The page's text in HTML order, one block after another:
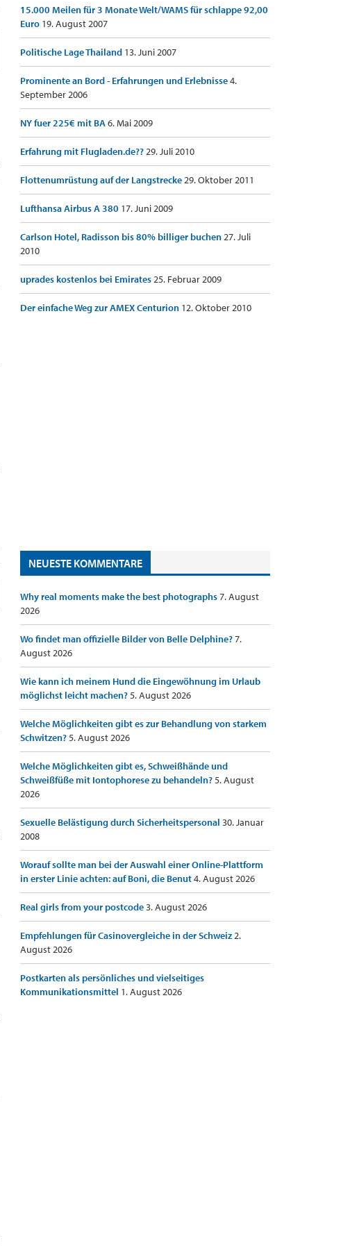
15.000 Meilen für 3 Monate Welt/WAMS für schlappe 92,00
Euro 19. August 2007
Politische Lage Thailand 13. Juni 2007
Prominente an Bord - Erfahrungen und Erlebnisse4.
September 2006
NY fuer 225€ mit BA6. Mai 2009
Erfahrung mit Flugladen.de??29. Juli 2010
Flottenumrüstung auf der Langstrecke29. Oktober 2011
Lufthansa Airbus A 380 17. Juni 2009
Carlson Hotel, Radisson bis 80% billiger buchen27. Juli
2010
uprades kostenlos bei Emirates25. Februar 2009
Der einfache Weg zur AMEX Centurion 12. Oktober 2010
NEUESTE KOMMENTARE
Why real moments make the best photographs7. August
2026
Wo findet man offizielle Bilder von Belle Delphine?7.
August 2026
Wie kann ich meinem Hund die Eingewöhnung im Urlaub
möglichst leicht machen?5. August 2026
Welche Möglichkeiten gibt es zur Behandlung von starkem
Schwitzen?5. August 2026
Welche Möglichkeiten gibt es, Schweißhände und
Schweißfüße mit Iontophorese zu behandeln?5. August
2026
Sexuelle Belästigung durch Sicherheitspersonal 30. Januar
2008
Worauf sollte man bei der Auswahl einer Online-Plattform
in erster Linie achten: auf Boni, die Benut4. August 2026
Real girls from your postcode3. August 2026
Empfehlungen für Casinovergleiche in der Schweiz2.
August 2026
Postkarten als persönliches und vielseitiges
Kommunikationsmittel 1. August 2026